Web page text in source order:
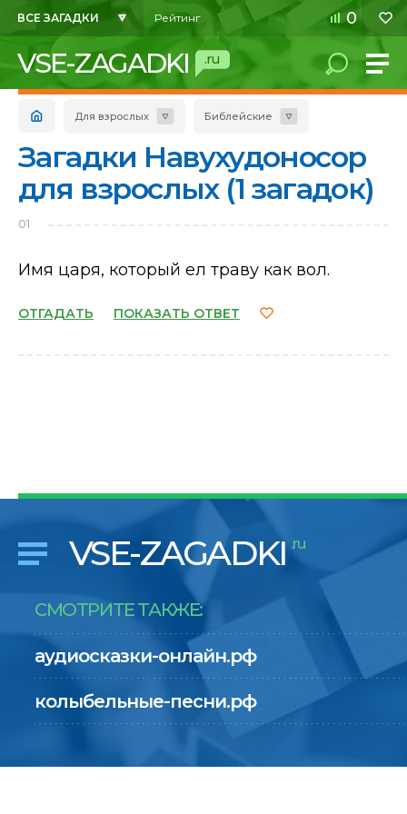
ВСЕ ЗАГАДКИ Рейтинг 0
VSE-ZAGADKI .ru
Для взрослых Библейские
Загадки Навухудоносор
для взрослых (1 загадок)
01
Имя царя, который ел траву как вол.
ОТГАДАТЬ ПОКАЗАТЬ ОТВЕТ
VSE-ZAGADKI .ru
СМОТРИТЕ ТАКЖЕ:
аудиосказки-онлайн.рф
колыбельные-песни.рф